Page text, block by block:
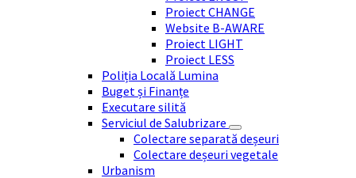
Proiect CHANGE
Website B-AWARE
Proiect LIGHT
Proiect LESS
Poliția Locală Lumina
Buget și Finanțe
Executare silită
Serviciul de Salubrizare
Colectare separată deșeuri
Colectare deșeuri vegetale
Urbanism